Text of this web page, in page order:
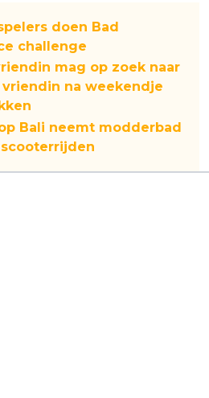
doen Bad
challenge
mag op zoek naar
na weekendje
Bali neemt modderbad